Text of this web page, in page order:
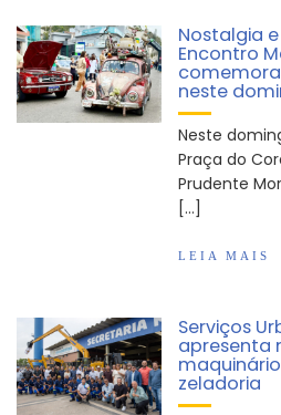
de alimentos ao Fundo Social do
Arujá promove 2º encontro da
Conhecimento em Bem-Estar Animal
dos Ipês
Arujá terá novo posto para emissão
Nostalgia
Encontro
comemora
neste
Neste
Praça do
Prudente
[…]
LEIA MAIS
Serviços
apresenta
zeladoria